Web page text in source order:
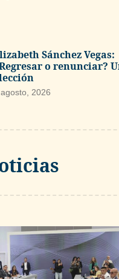
Sánchez Vegas:
o renunciar?
2026